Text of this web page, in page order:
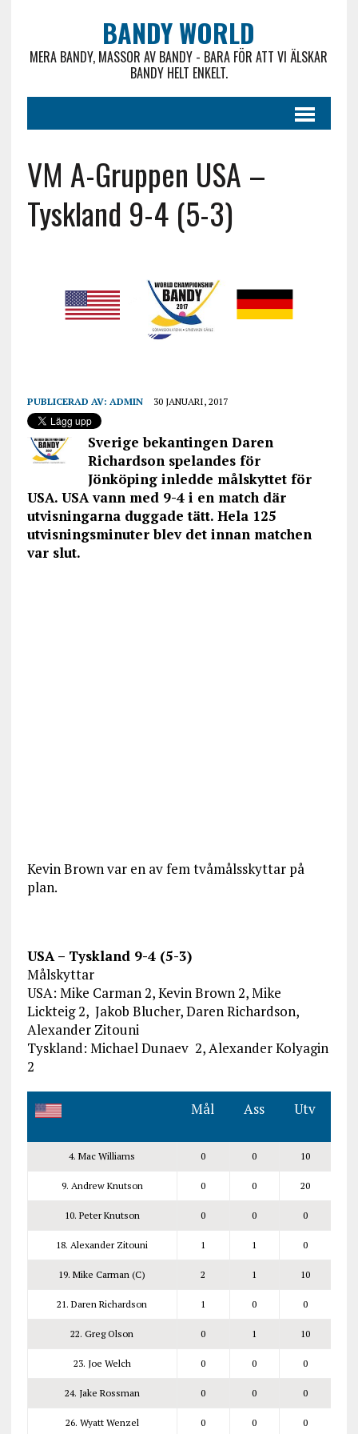
BANDY WORLD
MERA BANDY, MASSOR AV BANDY - BARA FÖR ATT VI ÄLSKAR
BANDY HELT ENKELT.
VM A-Gruppen USA –
Tyskland 9-4 (5-3)
PUBLICERAD AV: ADMIN 30 JANUARI, 2017
Sverige bekantingen Daren
Richardson spelandes för
Jönköping inledde målskyttet för
USA. USA vann med 9-4 i en match där
utvisningarna duggade tätt. Hela 125
utvisningsminuter blev det innan matchen
var slut.
Kevin Brown var en av fem tvåmålsskyttar på
plan.
USA – Tyskland 9-4 (5-3)
Målskyttar
USA: Mike Carman 2, Kevin Brown 2, Mike
Lickteig 2, Jakob Blucher, Daren Richardson,
Alexander Zitouni
Tyskland: Michael Dunaev 2, Alexander Kolyagin
2
Mål Ass Utv
4. Mac Williams 0 0 10
9. Andrew Knutson 0 0 20
10. Peter Knutson 0 0 0
18. Alexander Zitouni 1 1 0
19. Mike Carman (C) 2 1 10
21. Daren Richardson 1 0 0
22. Greg Olson 0 1 10
23. Joe Welch 0 0 0
24. Jake Rossman 0 0 0
26. Wyatt Wenzel 0 0 0